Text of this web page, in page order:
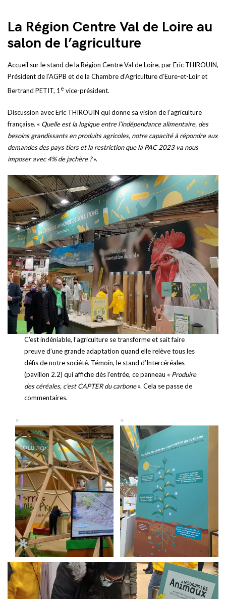
La Région Centre Val de Loire au
salon de l’agriculture
Accueil sur le stand de la Région Centre Val de Loire, par Eric THIROUIN,
Président de l’AGPB et de la Chambre d’Agriculture d’Eure-et-Loir et
Bertrand PETIT, 1e vice-président.
Discussion avec Eric THIROUIN qui donne sa vision de l’agriculture
française. « Quelle est la logique entre l’indépendance alimentaire, des
besoins grandissants en produits agricoles, notre capacité à répondre aux
demandes des pays tiers et la restriction que la PAC 2023 va nous
imposer avec 4% de jachère ?».
C’est indéniable, l’agriculture se transforme et sait faire
preuve d’une grande adaptation quand elle relève tous les
défis de notre société. Témoin, le stand d’Intercéréales
(pavillon 2.2) qui affiche dès l’entrée, ce panneau « Produire
des céréales, c’est CAPTER du carbone». Cela se passe de
commentaires.